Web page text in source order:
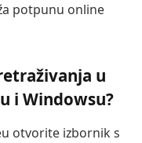
potpunu online
u
i Windowsu?
otvorite izbornik s